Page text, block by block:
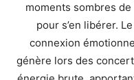
moments sombres
pour s’en libérer.
connexion
génère lors des